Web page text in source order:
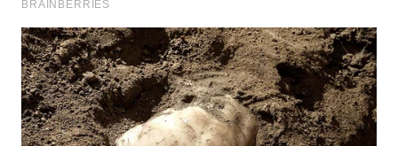
WN
SAMOSIR
WN
PADANG
LAWAS